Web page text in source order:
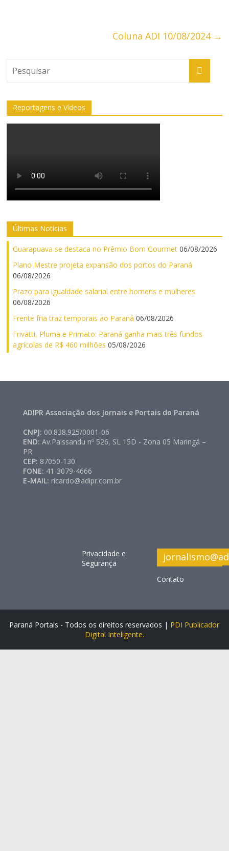
Coluna ADI 10/08/2024 →
Reportagens e Vídeos
Últimas Notícias
Guarapuava se destaca no Prêmio Bom Gourmet 06/08/2026
Plano Mestre projeta expansão dos portos do Paraná
06/08/2026
Prazo para igualdade salarial entre homens e mulheres
06/08/2026
Frente fria traz temporais ao Paraná 06/08/2026
Frivatti, Pluma e Primato: Paraná ganha mais três fundos
agrícolas de R$ 460 milhões 05/08/2026
ADIPR Associação dos Jornais e Portais do Paraná
CNPJ: 00.838.925/0001-06
END:Av.Paissandu nº 526, SL 15D - Zona 05 Maringá –
PR
CEP: 87050-130
FONE: 41-3079-4666
E-MAIL: ricardo@adipr.com.br
Privacidade e
Segurança
Contato
Paraná Portais - Todos os direitos reservados | PDI Publicador
Digital Inteligente.